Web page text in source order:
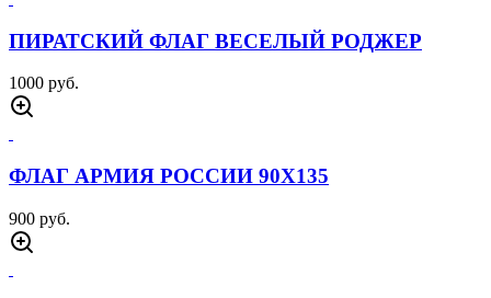
ПИРАТСКИЙ ФЛАГ ВЕСЕЛЫЙ РОДЖЕР
1000 руб.
ФЛАГ АРМИЯ РОССИИ 90Х135
900 руб.